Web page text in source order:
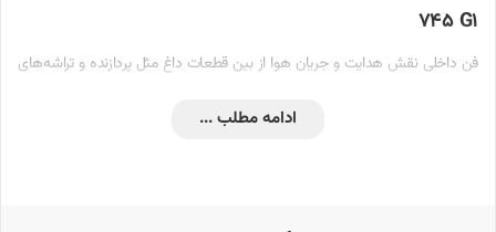
745 G1
فن داخلی نقش هدایت و جریان هوا از بین قطعات داغ مثل پردازنده و تراشه‌های
است آسیب ببینند. بنابراین استفاده و نگهداری صحیح از آن اهمیت زیادی دارد.
ادامه مطلب ...